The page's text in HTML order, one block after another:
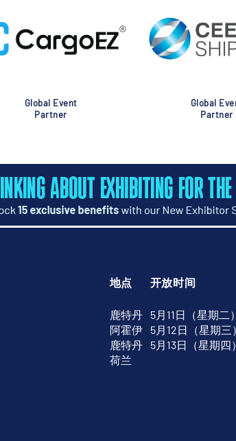
Global Event
Partner
Global
Partner
地点
鹿特丹
阿霍伊
鹿特丹
荷兰
开放时间
5月11日（星期二
5月12日（星期三
5月13日（星期四